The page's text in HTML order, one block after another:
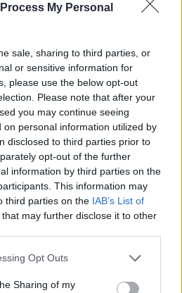
My Personal
sale, sharing to third parties, or
or sensitive information for
please use the below opt-out
Please note that after your
you may continue seeing
on personal information utilized by
disclosed to third parties prior to
opt-out of the further
information by third parties on the
This information may
third parties on the IAB’s List of
that may further disclose it to other
app uses one or more Google
behaviour. You may click to
Opt Outs
Sharing of my
παραγωγοί ενέργειας